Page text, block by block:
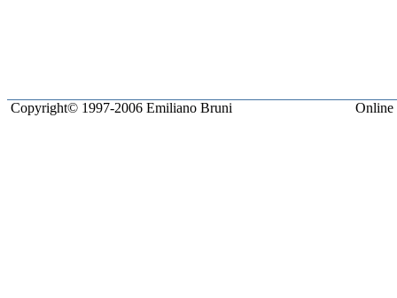
Copyright© 1997-2006 Emiliano Bruni Online